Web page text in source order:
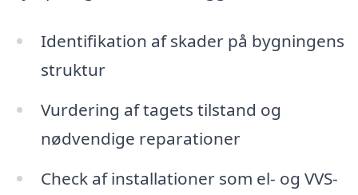
Identifikation af skader på bygningens
struktur
Vurdering af tagets tilstand og
nødvendige reparationer
Check af installationer som el- og VVS-